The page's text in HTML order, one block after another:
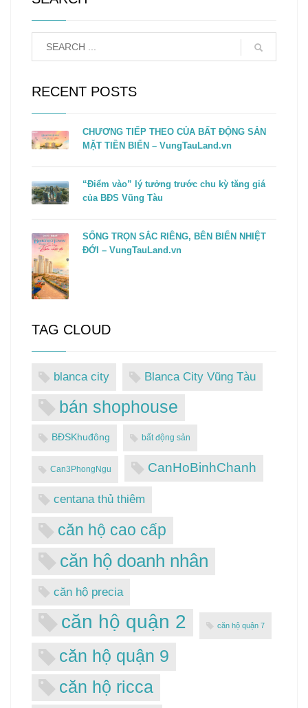
RECENT POSTS
CHƯƠNG TIẾP THEO CỦA BẤT ĐỘNG SẢN
MẶT TIỀN BIỂN – VungTauLand.vn
“Điểm vào” lý tưởng trước chu kỳ tăng giá
của BĐS Vũng Tàu
SỐNG TRỌN SẮC RIÊNG, BÊN BIỂN NHIỆT
ĐỚI – VungTauLand.vn
TAG CLOUD
blanca city Blanca City Vũng Tàu
bán shophouse
BĐSKhuđông bất động sản
Can3PhongNgu CanHoBinhChanh
centana thủ thiêm
căn hộ cao cấp
căn hộ doanh nhân
căn hộ precia
căn hộ quận 2 căn hộ quận 7
căn hộ quận 9
căn hộ ricca